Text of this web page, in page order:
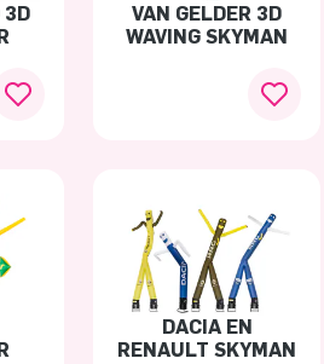
3D
VAN GELDER 3D
WAVING SKYMAN
DACIA EN
RENAULT SKYMAN